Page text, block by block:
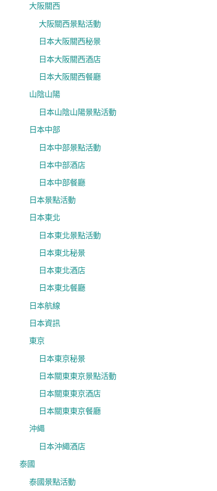
大阪關西
大阪關西景點活動
日本大阪關西秘景
日本大阪關西酒店
日本大阪關西餐廳
山陰山陽
日本山陰山陽景點活動
日本中部
日本中部景點活動
日本中部酒店
日本中部餐廳
日本景點活動
日本東北
日本東北景點活動
日本東北秘景
日本東北酒店
日本東北餐廳
日本航線
日本資訊
東京
日本東京秘景
日本關東東京景點活動
日本關東東京酒店
日本關東東京餐廳
沖繩
日本沖繩酒店
泰國
泰國景點活動